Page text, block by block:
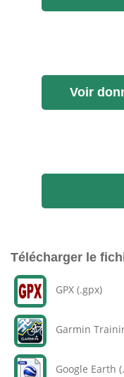
Voir
Télécharger le
GPX (.gpx)
Garmin
Google Earth